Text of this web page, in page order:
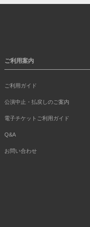
ご利用案内
ご利用ガイド
公演中止・払戻しのご案内
電子チケットご利用ガイド
Q&A
お問い合わせ